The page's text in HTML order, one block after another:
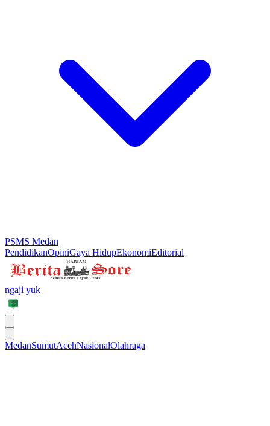
PSMS Medan
PendidikanOpiniGaya HidupEkonomiEditorial
ngaji yuk
MedanSumutAcehNasionalOlahraga